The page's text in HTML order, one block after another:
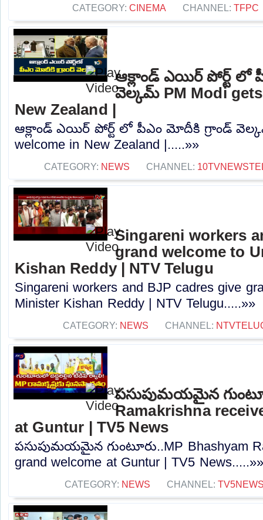
CATEGORY: CINEMA CHANNEL: TFPC
ఆక్లాండ్ ఎయిర్ పోర్ట్ లో
వెల్కమ్ PM Modi
New Zealand |
ఆక్లాండ్ ఎయిర్ పోర్ట్ లో పీఎం మోదీకి గ్రాండ్
welcome in New Zealand |.....»»
CATEGORY: NEWS CHANNEL:
Singareni workers
grand welcome to
Kishan Reddy | NTV Telugu
Singareni workers and BJP cadres give
Minister Kishan Reddy | NTV Telugu.....»»
CATEGORY: NEWS CHANNEL:
పసుపుమయమైన
Ramakrishna
at Guntur | TV5 News
పసుపుమయమైన గుంటూరు..MP Bhashyam
grand welcome at Guntur | TV5 News.....»»
CATEGORY: NEWS CHANNEL: